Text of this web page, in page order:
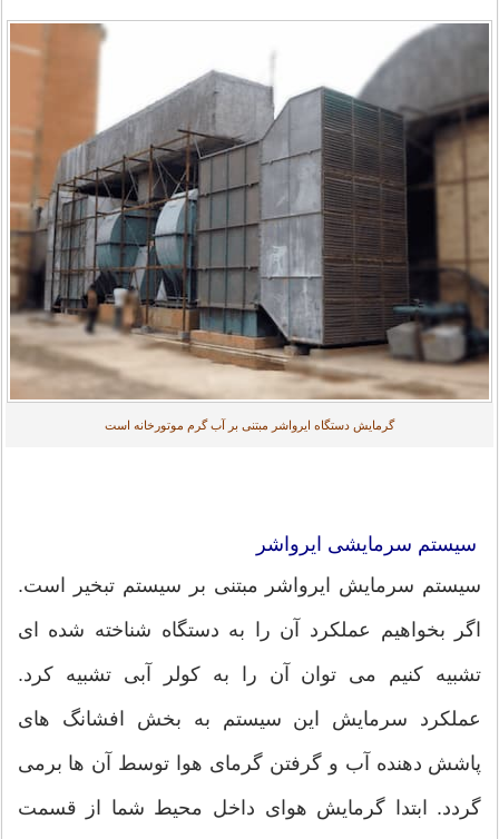
گرمایش دستگاه ایرواشر مبتنی بر آب گرم موتورخانه است
سیستم سرمایشی ایرواشر
سیستم سرمایش ایرواشر مبتنی بر سیستم تبخیر است.
اگر بخواهیم عملکرد آن را به دستگاه شناخته شده ای
تشبیه کنیم می توان آن را به کولر آبی تشبیه کرد.
عملکرد سرمایش این سیستم به بخش افشانگ های
پاشش دهنده آب و گرفتن گرمای هوا توسط آن ها برمی
گردد. ابتدا گرمایش هوای داخل محیط شما از قسمت